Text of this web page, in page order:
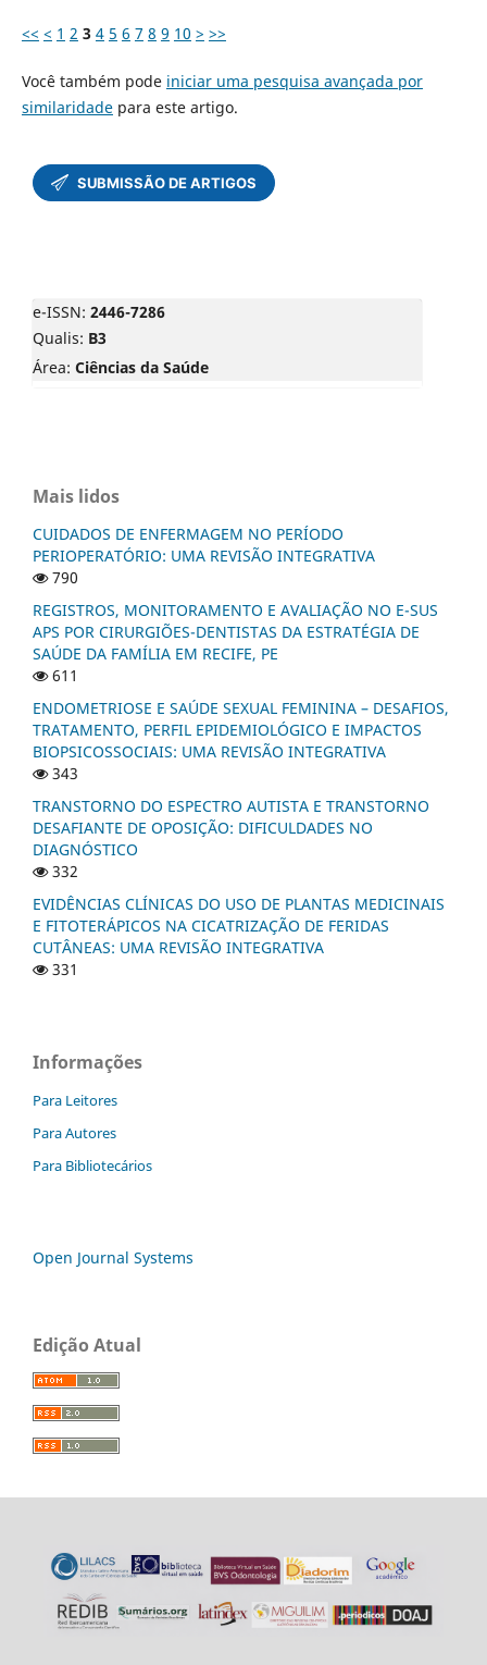
<< < 1 2 3 4 5 6 7 8 9 10 > >>
Você também pode iniciar uma pesquisa avançada por
similaridadepara este artigo.
e-ISSN: 2446-7286
Qualis: B3
Área: Ciências da Saúde
Mais lidos
CUIDADOS DE ENFERMAGEM NO PERÍODO
PERIOPERATÓRIO: UMA REVISÃO INTEGRATIVA
790
REGISTROS, MONITORAMENTO E AVALIAÇÃO NO E-SUS
APS POR CIRURGIÕES-DENTISTAS DA ESTRATÉGIA DE
SAÚDE DA FAMÍLIA EM RECIFE, PE
611
ENDOMETRIOSE E SAÚDE SEXUAL FEMININA – DESAFIOS,
TRATAMENTO, PERFIL EPIDEMIOLÓGICO E IMPACTOS
BIOPSICOSSOCIAIS: UMA REVISÃO INTEGRATIVA
343
TRANSTORNO DO ESPECTRO AUTISTA E TRANSTORNO
DESAFIANTE DE OPOSIÇÃO: DIFICULDADES NO
DIAGNÓSTICO
332
EVIDÊNCIAS CLÍNICAS DO USO DE PLANTAS MEDICINAIS
E FITOTERÁPICOS NA CICATRIZAÇÃO DE FERIDAS
CUTÂNEAS: UMA REVISÃO INTEGRATIVA
331
Informações
Para Leitores
Para Autores
Para Bibliotecários
Open Journal Systems
Edição Atual